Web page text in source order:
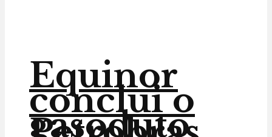
Equinor
conclui o
gasoduto